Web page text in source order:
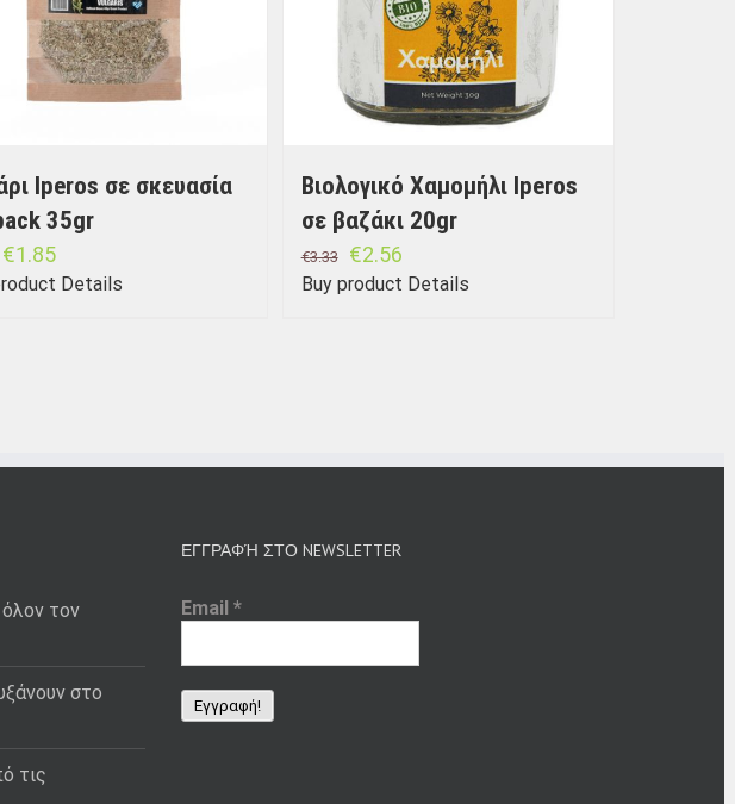
Iperos σε σκευασία
35gr
€1.85
Details
Βιολογικό Χαμομήλι Iperos
σε βαζάκι 20gr
€3.33 €2.56
Buy product Details
τον
στο
τις
ΕΓΓΡΑΦΉ ΣΤΟ NEWSLETTER
Email*